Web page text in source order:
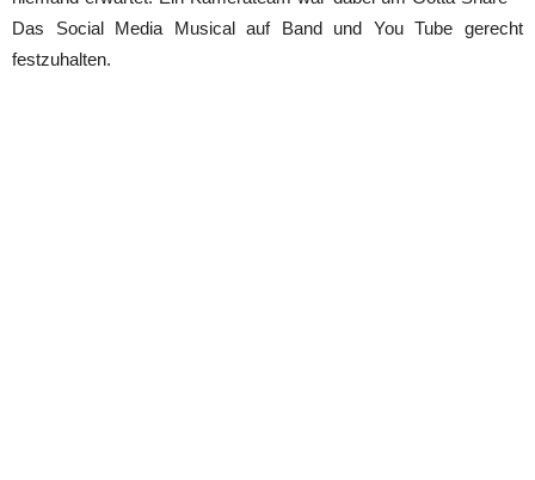
Das Social Media Musical auf Band und You Tube gerecht
festzuhalten.